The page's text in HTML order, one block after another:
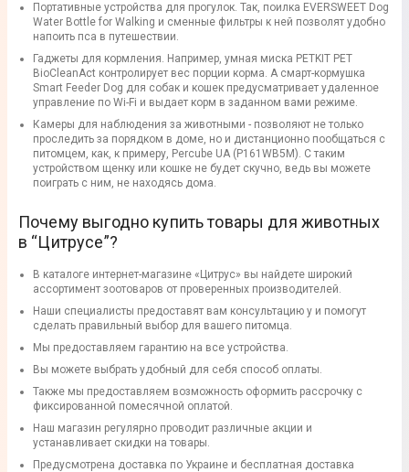
Портативные устройства для прогулок. Так, поилка EVERSWEET Dog
Water Bottle for Walking и сменные фильтры к ней позволят удобно
напоить пса в путешествии.
Гаджеты для кормления. Например, умная миска PETKIT PET
BioCleanAct контролирует вес порции корма. А смарт-кормушка
Smart Feeder Dog для собак и кошек предусматривает удаленное
управление по Wi-Fi и выдает корм в заданном вами режиме.
Камеры для наблюдения за животными - позволяют не только
проследить за порядком в доме, но и дистанционно пообщаться с
питомцем, как, к примеру, Percube UA (P161WB5M). С таким
устройством щенку или кошке не будет скучно, ведь вы можете
поиграть с ним, не находясь дома.
Почему выгодно купить товары для животных
в “Цитрусе”?
В каталоге интернет-магазине «Цитрус» вы найдете широкий
ассортимент зоотоваров от проверенных производителей.
Наши специалисты предоставят вам консультацию у и помогут
сделать правильный выбор для вашего питомца.
Мы предоставляем гарантию на все устройства.
Вы можете выбрать удобный для себя способ оплаты.
Также мы предоставляем возможность оформить рассрочку с
фиксированной помесячной оплатой.
Наш магазин регулярно проводит различные акции и
устанавливает скидки на товары.
Предусмотрена доставка по Украине и бесплатная доставка